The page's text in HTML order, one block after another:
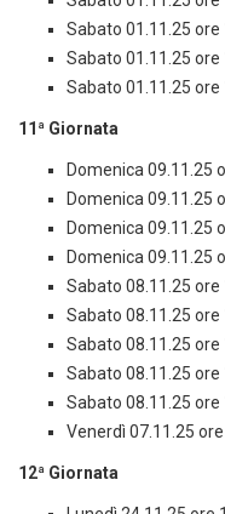
Sabato 01.11.25
Sabato 01.11.25 ore
Sabato 01.11.25 ore
11ª Giornata
Domenica 09.11.25
Domenica 09.11.25
Domenica 09.11.25
Domenica 09.11.25
Sabato 08.11.25 ore
Sabato 08.11.25 ore
Sabato 08.11.25
Sabato 08.11.25 ore
Sabato 08.11.25 ore
Venerdì 07.11.25
12ª Giornata